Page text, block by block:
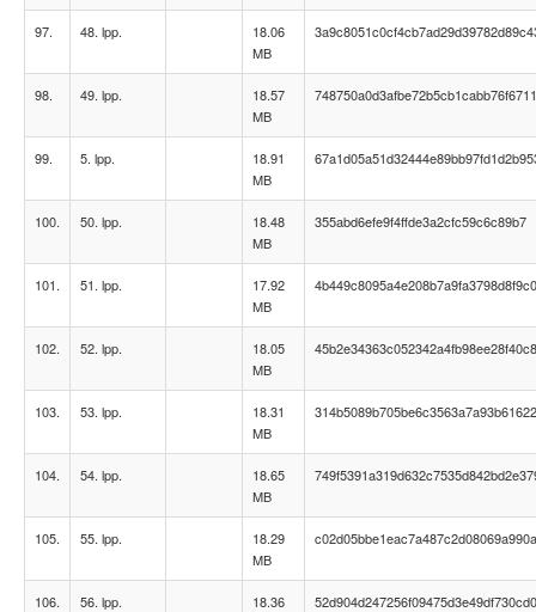
97. 48. lpp.
18.06
MB
98. 49. lpp.
18.57
MB
748750a0d3afbe72b5cb1cabb76f6711
99. 5. lpp.
18.91
MB
100. 50. lpp.
18.48
MB
355abd6efe9f4ffde3a2cfc59c6c89b7
101. 51. lpp.
17.92
MB
4b449c8095a4e208b7a9fa3798d8f9c0
102. 52. lpp.
18.05
MB
45b2e34363c052342a4fb98ee28f40c8
103. 53. lpp.
18.31
MB
104. 54. lpp.
18.65
MB
105. 55. lpp.
18.29
MB
106. 56. lpp.
18.36
52d904d247256f09475d3e49df730cd0